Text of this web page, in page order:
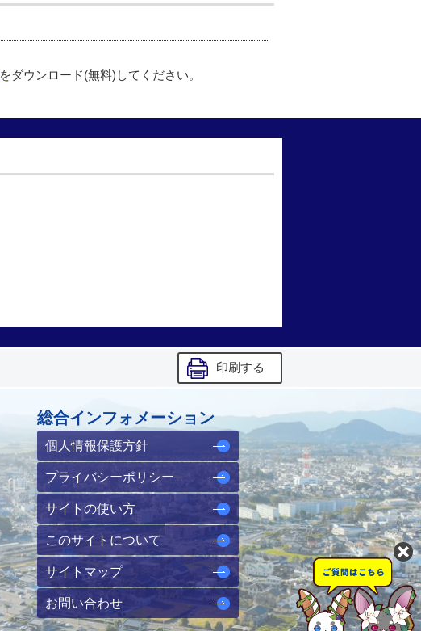
をダウンロード(無料)してください。
印刷する
総合インフォメーション
個人情報保護方針
プライバシーポリシー
サイトの使い方
このサイトについて
サイトマップ
お問い合わせ